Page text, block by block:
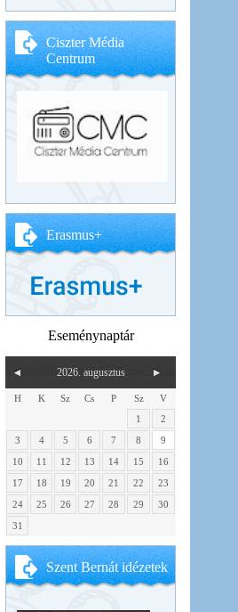
Ciszter Média
Centrum
Erasmus+
Eseménynaptár
2026. augusztus
H K Sz Cs P Sz
V
1
2
3
4 5 6 7 8
9
10
11 12 13 14 15
16
17
18 19 20 21 22
23
24
25 26 27 28 29
30
31
Szent Bernát idézetek